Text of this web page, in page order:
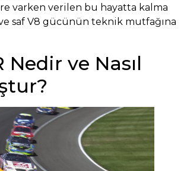
varken verilen bu hayatta kalma
saf V8 gücünün teknik mutfağına
Nedir ve Nasıl